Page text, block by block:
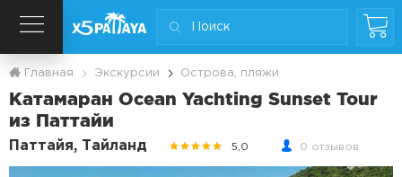
Главная Экскурсии Острова, пляжи
Катамаран Ocean Yachting Sunset Tour
из Паттайи
Паттайя, Тайланд 5,0 0 отзывов